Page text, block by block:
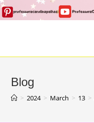
Blog
> 2024 > March > 13 >